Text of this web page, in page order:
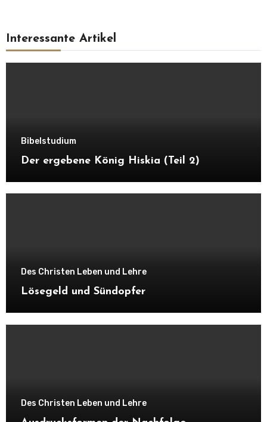
Interessante Artikel
Bibelstudium
Der ergebene König Hiskia (Teil 2)
Des Christen Leben und Lehre
Lösegeld und Sündopfer
Des Christen Leben und Lehre